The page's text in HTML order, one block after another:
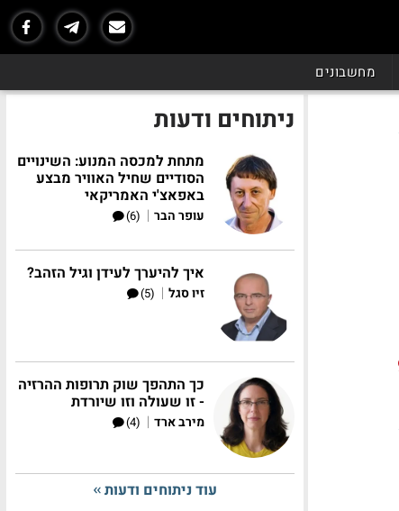
מחשבונים
ניתוחים ודעות
מתחת למכסה המנוע: השינויים
הסודיים שחיל האוויר מבצע
באפאצ'י האמריקאי
עופר הבר |
(6)
איך להיערך לעידן וגיל הזהב?
זיו סגל |
(5)
כך התהפך שוק תרופות ההרזיה
- זו שעולה וזו שיורדת
מירב ארד |
(4)
עוד ניתוחים ודעות